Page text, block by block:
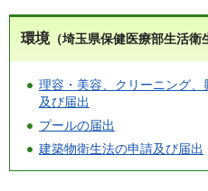
環境（埼玉県保健医療部生活衛
理容・美容、クリーニング
及び届出
プールの届出
建築物衛生法の申請及び届出